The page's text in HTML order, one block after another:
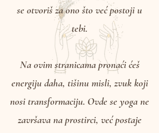
zastati, oslušnuti i dopustiti sebi da
se otvoriš za ono što već postoji u
tebi.
Na ovim stranicama pronaći ćeš
energiju daha, tišinu misli, zvuk koji
nosi transformaciju. Ovde se yoga ne